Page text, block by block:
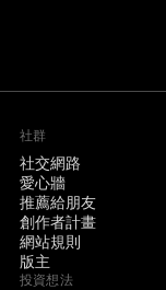
社群
社交網路
愛心牆
推薦給朋友
創作者計畫
網站規則
版主
投資想法